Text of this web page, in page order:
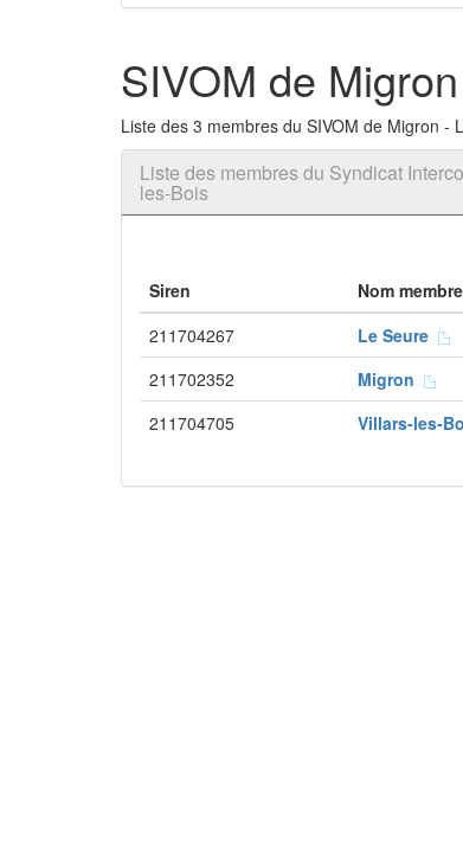
SIVOM de
Liste des 3 membres du SIVOM de Migron -
Liste des membres du Syndicat
les-Bois
Siren Nom membre
211704267
Le Seure
211702352 Migron
211704705 Villars-les-